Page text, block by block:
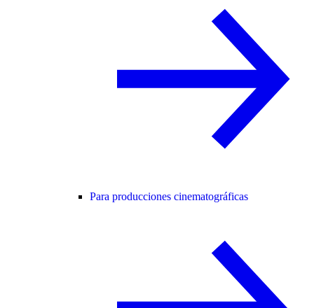
Para producciones cinematográficas